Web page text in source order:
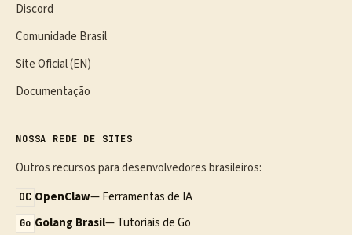
Discord
Comunidade Brasil
Site Oficial (EN)
Documentação
NOSSA REDE DE SITES
Outros recursos para desenvolvedores brasileiros:
OC OpenClaw— Ferramentas de IA
Go Golang Brasil— Tutoriais de Go